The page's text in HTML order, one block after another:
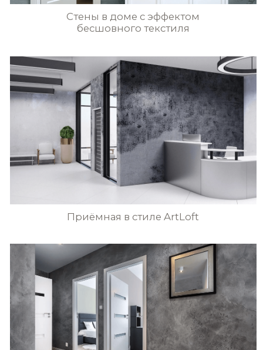
Эффект стен угольно-чёрного цвета
с элементами кружевного узора
Стены в итальянском ресторане
ПОЛИТИКА КОНФИДЕНЦИАЛЬНОСТИ
вся текстовая информация и графические изображения
находящиеся на сайте pratta-exclusive.ru, являются
собственностью pratta exclusive и/или его партнеров.
перепечатка, воспроизведение в любой форме,
распространение, в том числе в переводе, любых
материалов сайта возможны только с письменного
разрешения pratta exclusive